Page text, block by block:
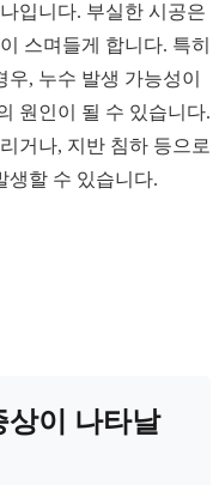
입니다. 부실한 시공은
스며들게 합니다. 특히
, 누수 발생 가능성이
원인이 될 수 있습니다.
거나, 지반 침하 등으로
생할 수 있습니다.
상이 나타날